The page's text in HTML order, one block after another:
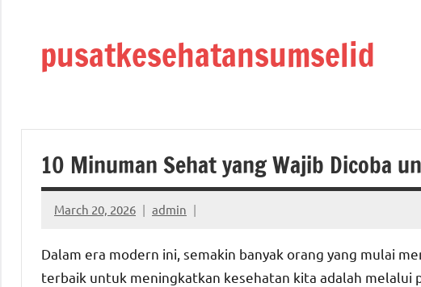
pusatkesehatansumselid
10 Minuman Sehat yang Wajib Dicoba
March 20, 2026 admin
Dalam era modern ini, semakin banyak orang yang mulai
terbaik untuk meningkatkan kesehatan kita adalah melalui